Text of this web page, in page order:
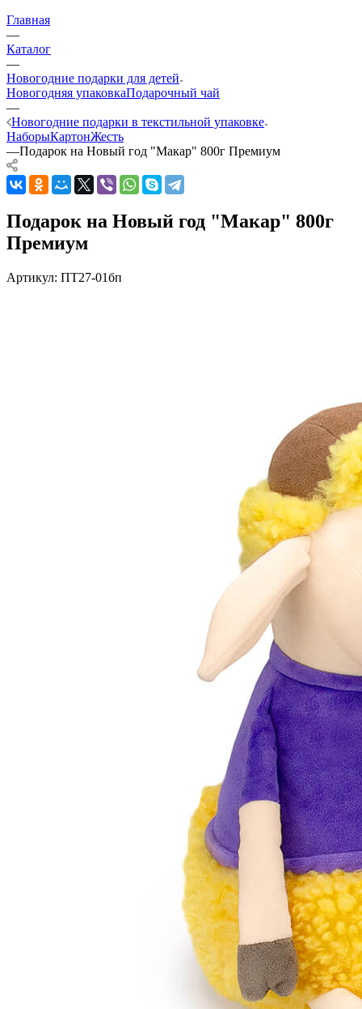
Главная
—
Каталог
—
Новогодние подарки для детей
Новогодняя упаковкаПодарочный чай
—
Новогодние подарки в текстильной упаковке
НаборыКартонЖесть
—Подарок на Новый год "Макар" 800г Премиум
Подарок на Новый год "Макар" 800г
Премиум
Артикул: ПТ27-01бп